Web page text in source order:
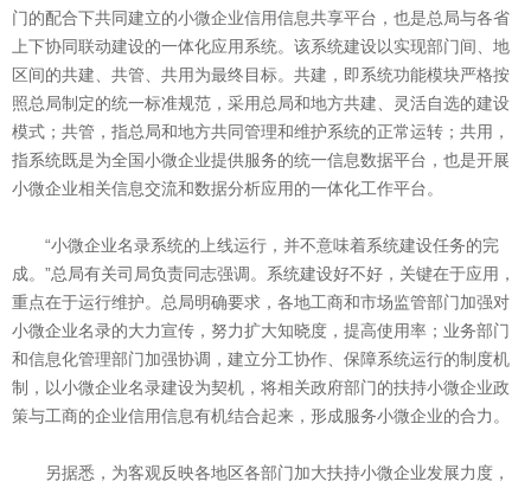
门的配合下共同建立的小微企业信用信息共享平台，也是总局与各省
上下协同联动建设的一体化应用系统。该系统建设以实现部门间、地
区间的共建、共管、共用为最终目标。共建，即系统功能模块严格按
照总局制定的统一标准规范，采用总局和地方共建、灵活自选的建设
模式；共管，指总局和地方共同管理和维护系统的正常运转；共用，
指系统既是为全国小微企业提供服务的统一信息数据平台，也是开展
小微企业相关信息交流和数据分析应用的一体化工作平台。
“小微企业名录系统的上线运行，并不意味着系统建设任务的完
成。”总局有关司局负责同志强调。系统建设好不好，关键在于应用，
重点在于运行维护。总局明确要求，各地工商和市场监管部门加强对
小微企业名录的大力宣传，努力扩大知晓度，提高使用率；业务部门
和信息化管理部门加强协调，建立分工协作、保障系统运行的制度机
制，以小微企业名录建设为契机，将相关政府部门的扶持小微企业政
策与工商的企业信用信息有机结合起来，形成服务小微企业的合力。
另据悉，为客观反映各地区各部门加大扶持小微企业发展力度，